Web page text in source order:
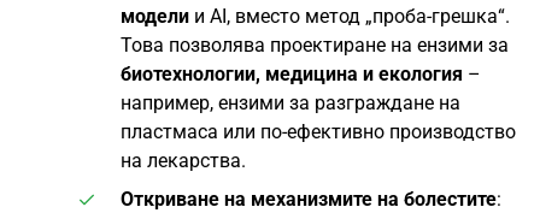
модели и AI, вместо метод „проба-грешка“.
Това позволява проектиране на ензими за
биотехнологии, медицина и екология –
например, ензими за разграждане на
пластмаса или по-ефективно производство
на лекарства.
Откриване на механизмите на болестите: